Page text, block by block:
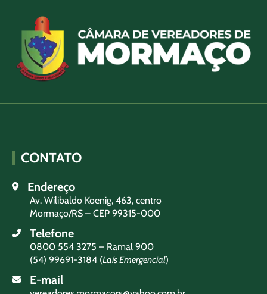
CONTATO
Endereço
Av. Wilibaldo Koenig, 463, centro
Mormaço/RS – CEP 99315-000
Telefone
0800 554 3275 – Ramal 900
(54) 99691-3184 (Laís Emergencial)
E-mail